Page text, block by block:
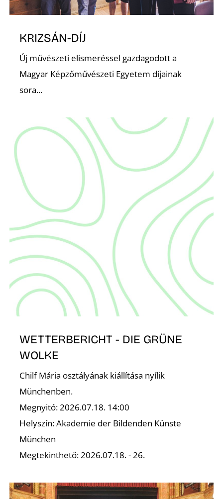
KRIZSÁN-DÍJ
Új művészeti elismeréssel gazdagodott a
Magyar Képzőművészeti Egyetem díjainak
sora...
WETTERBERICHT - DIE GRÜNE
WOLKE
Chilf Mária osztályának kiállítása nyílik
Münchenben.
Megnyitó: 2026.07.18. 14:00
Helyszín: Akademie der Bildenden Künste
München
Megtekinthető: 2026.07.18. - 26.